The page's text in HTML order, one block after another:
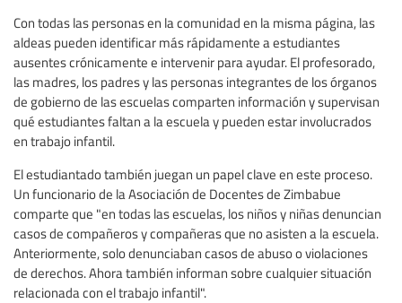
Con todas las personas en la comunidad en la misma página, las
aldeas pueden identificar más rápidamente a estudiantes
ausentes crónicamente e intervenir para ayudar. El profesorado,
las madres, los padres y las personas integrantes de los órganos
de gobierno de las escuelas comparten información y supervisan
qué estudiantes faltan a la escuela y pueden estar involucrados
en trabajo infantil.
El estudiantado también juegan un papel clave en este proceso.
Un funcionario de la Asociación de Docentes de Zimbabue
comparte que "en todas las escuelas, los niños y niñas denuncian
casos de compañeros y compañeras que no asisten a la escuela.
Anteriormente, solo denunciaban casos de abuso o violaciones
de derechos. Ahora también informan sobre cualquier situación
relacionada con el trabajo infantil".